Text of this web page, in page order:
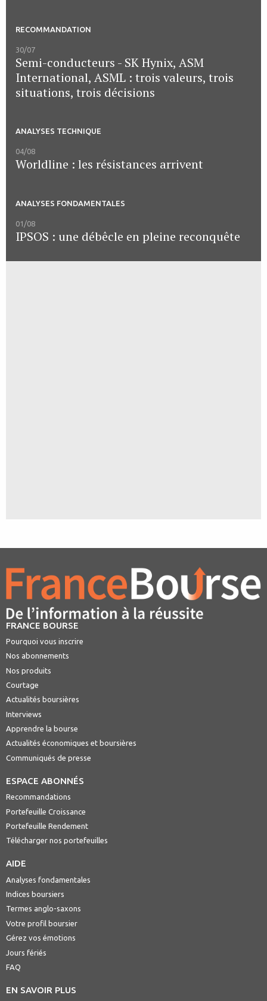
RECOMMANDATION
30/07
Semi-conducteurs - SK Hynix, ASM
International, ASML : trois valeurs, trois
situations, trois décisions
ANALYSES TECHNIQUE
04/08
Worldline : les résistances arrivent
ANALYSES FONDAMENTALES
01/08
IPSOS : une débêcle en pleine reconquête
FRANCE BOURSE
Pourquoi vous inscrire
Nos abonnements
Nos produits
Courtage
Actualités boursières
Interviews
Apprendre la bourse
Actualités économiques et boursières
Communiqués de presse
ESPACE ABONNÉS
Recommandations
Portefeuille Croissance
Portefeuille Rendement
Télécharger nos portefeuilles
AIDE
Analyses fondamentales
Indices boursiers
Termes anglo-saxons
Votre profil boursier
Gérez vos émotions
Jours fériés
FAQ
EN SAVOIR PLUS